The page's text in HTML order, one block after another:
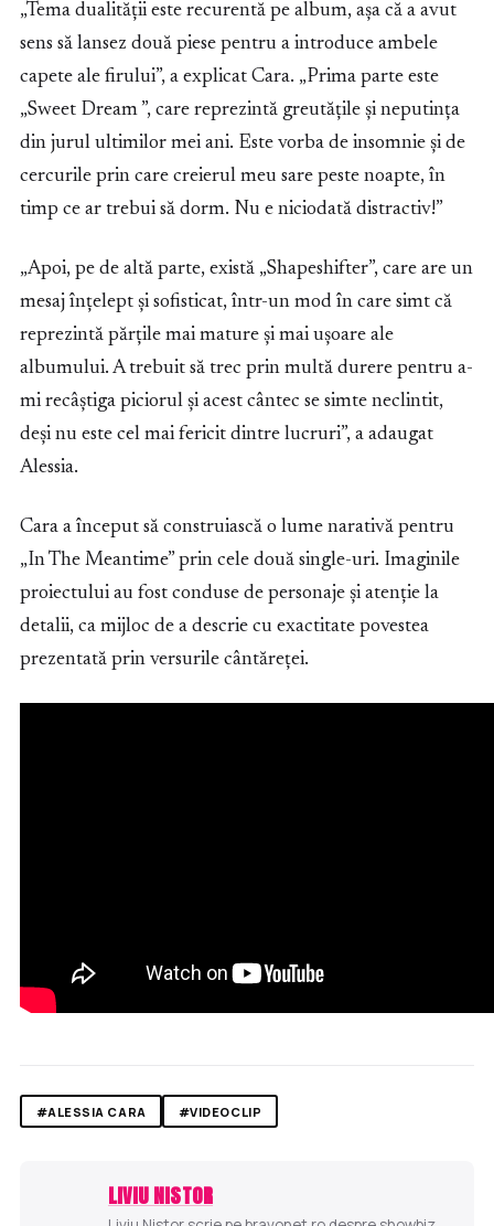
„Tema dualității este recurentă pe album, așa că a avut
sens să lansez două piese pentru a introduce ambele
capete ale firului”, a explicat Cara. „Prima parte este
„Sweet Dream ”, care reprezintă greutățile și neputința
din jurul ultimilor mei ani. Este vorba de insomnie și de
cercurile prin care creierul meu sare peste noapte, în
timp ce ar trebui să dorm. Nu e niciodată distractiv!”
„Apoi, pe de altă parte, există „Shapeshifter”, care are un
mesaj înțelept și sofisticat, într-un mod în care simt că
reprezintă părțile mai mature și mai ușoare ale
albumului. A trebuit să trec prin multă durere pentru a-
mi recâștiga piciorul și acest cântec se simte neclintit,
deși nu este cel mai fericit dintre lucruri”, a adaugat
Alessia.
Cara a început să construiască o lume narativă pentru
„In The Meantime” prin cele două single-uri. Imaginile
proiectului au fost conduse de personaje și atenție la
detalii, ca mijloc de a descrie cu exactitate povestea
prezentată prin versurile cântăreței.
#ALESSIA CARA #VIDEOCLIP
LIVIU NISTOR